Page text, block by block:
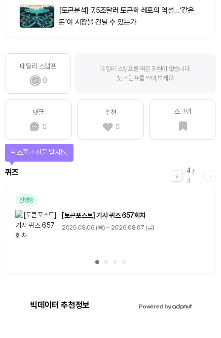
[토큰분석] 7.5조달러 토큰화 레포의 역설…‘같은
돈’이 시장을 건널 수 있는가
데일리 스탬프
0
데일리 스탬프를 찍은 회원이 없습니다.
첫 스탬프를 찍어 보세요!
댓글
0
추천
0
스크랩
1/
미션
매일 미션을 완료하고 보상을 획득!
빅데이터 추천정보